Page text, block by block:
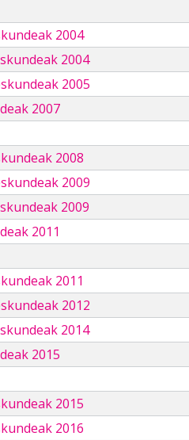
2004
2004
2005
2007
2008
2009
2009
2011
2011
2012
2014
2015
2015
2016